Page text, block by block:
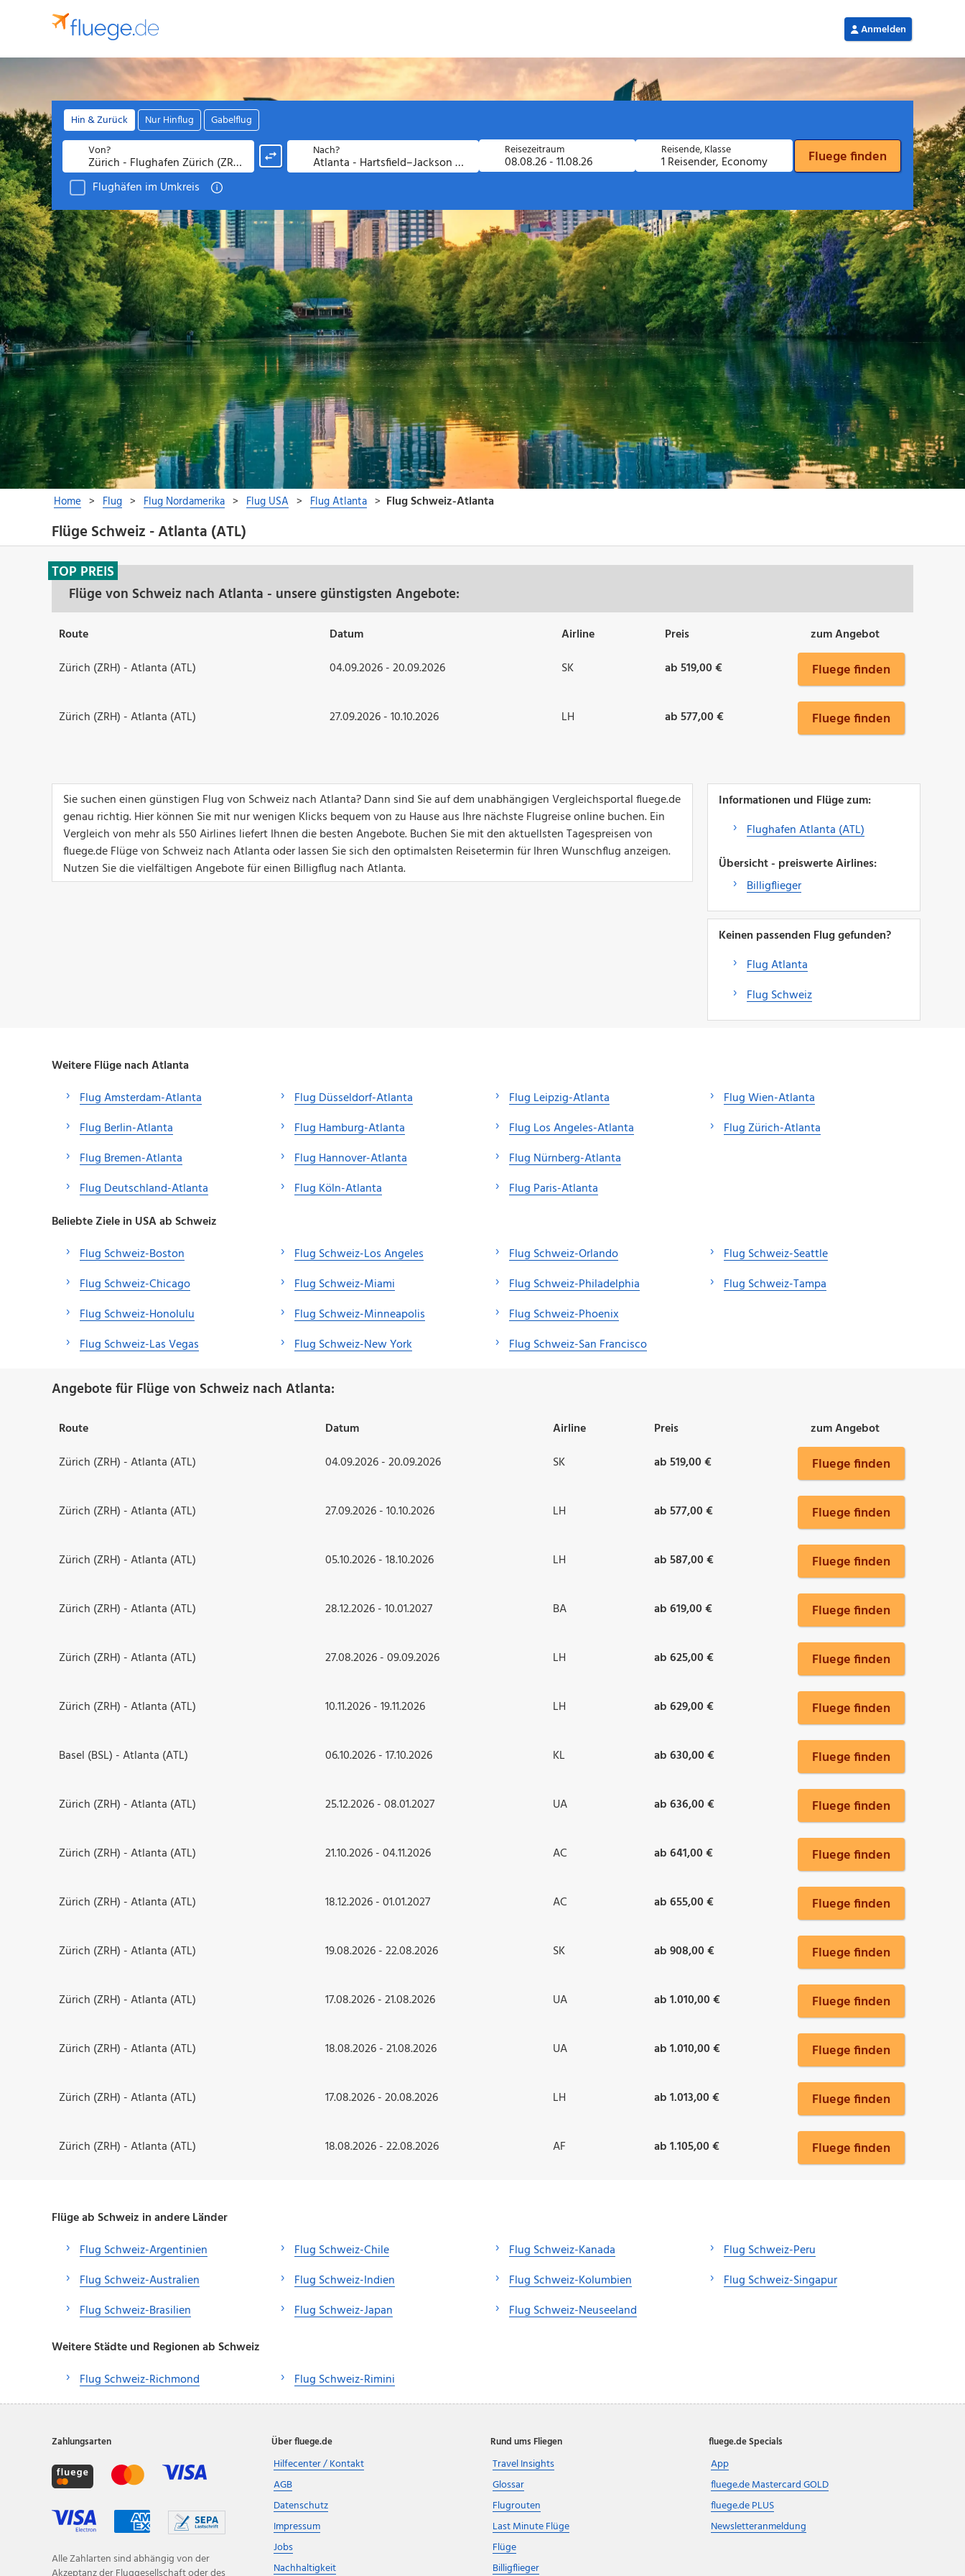
Flüge Schweiz - Atlanta (ATL)
Flüge von Schweiz nach Atlanta - unsere günstigsten Angebote:
TOP PREIS
Route Datum Airline Preis
zum Angebot
Zürich (ZRH) - Atlanta (ATL)
04.09.2026 - 20.09.2026 SK ab 519,00 € Fluege finden
Zürich (ZRH) - Atlanta (ATL) 27.09.2026 - 10.10.2026 LH ab 577,00 € Fluege finden
Sie suchen einen günstigen Flug von Schweiz nach Atlanta? Dann sind Sie auf dem unabhängigen Vergleichsportal fluege.de
genau richtig. Hier können Sie mit nur wenigen Klicks bequem von zu Hause aus Ihre nächste Flugreise online buchen. Ein
Vergleich von mehr als 550 Airlines liefert Ihnen die besten Angebote. Buchen Sie mit den aktuellsten Tagespreisen von
fluege.de Flüge von Schweiz nach Atlanta oder lassen Sie sich den optimalsten Reisetermin für Ihren Wunschflug anzeigen.
Nutzen Sie die vielfältigen Angebote für einen Billigflug nach Atlanta.
Informationen und Flüge zum:
Flughafen Atlanta (ATL)
Übersicht - preiswerte Airlines:
Billigflieger
Keinen passenden Flug gefunden?
Flug Atlanta
Flug Schweiz
Weitere Flüge nach Atlanta
Flug Amsterdam-Atlanta
Flug Berlin-Atlanta
Flug Bremen-Atlanta
Flug Deutschland-Atlanta
Flug Düsseldorf-Atlanta
Flug Hamburg-Atlanta
Flug Hannover-Atlanta
Flug Köln-Atlanta
Flug Leipzig-Atlanta
Flug Los Angeles-Atlanta
Flug Nürnberg-Atlanta
Flug Paris-Atlanta
Flug Wien-Atlanta
Flug Zürich-Atlanta
Beliebte Ziele in USA ab Schweiz
Flug Schweiz-Boston
Flug Schweiz-Chicago
Flug Schweiz-Honolulu
Flug Schweiz-Las Vegas
Flug Schweiz-Los Angeles
Flug Schweiz-Miami
Flug Schweiz-Minneapolis
Flug Schweiz-New York
Flug Schweiz-Orlando
Flug Schweiz-Philadelphia
Flug Schweiz-Phoenix
Flug Schweiz-San Francisco
Flug Schweiz-Seattle
Flug Schweiz-Tampa
Angebote für Flüge von Schweiz nach Atlanta:
Route Datum Airline Preis
zum Angebot
Zürich (ZRH) - Atlanta (ATL)
04.09.2026 - 20.09.2026 SK ab 519,00 € Fluege finden
Zürich (ZRH) - Atlanta (ATL) 27.09.2026 - 10.10.2026 LH ab 577,00 € Fluege finden
Zürich (ZRH) - Atlanta (ATL) 05.10.2026 - 18.10.2026 LH ab 587,00 € Fluege finden
Zürich (ZRH) - Atlanta (ATL) 28.12.2026 - 10.01.2027 BA ab 619,00 € Fluege finden
Zürich (ZRH) - Atlanta (ATL) 27.08.2026 - 09.09.2026 LH ab 625,00 € Fluege finden
Zürich (ZRH) - Atlanta (ATL) 10.11.2026 - 19.11.2026 LH ab 629,00 € Fluege finden
Basel (BSL) - Atlanta (ATL) 06.10.2026 - 17.10.2026 KL ab 630,00 € Fluege finden
Zürich (ZRH) - Atlanta (ATL) 25.12.2026 - 08.01.2027 UA ab 636,00 € Fluege finden
Zürich (ZRH) - Atlanta (ATL) 21.10.2026 - 04.11.2026 AC ab 641,00 € Fluege finden
Zürich (ZRH) - Atlanta (ATL) 18.12.2026 - 01.01.2027 AC ab 655,00 € Fluege finden
Zürich (ZRH) - Atlanta (ATL) 19.08.2026 - 22.08.2026 SK ab 908,00 € Fluege finden
Zürich (ZRH) - Atlanta (ATL) 17.08.2026 - 21.08.2026 UA ab 1.010,00 € Fluege finden
Zürich (ZRH) - Atlanta (ATL) 18.08.2026 - 21.08.2026 UA ab 1.010,00 € Fluege finden
Zürich (ZRH) - Atlanta (ATL) 17.08.2026 - 20.08.2026 LH ab 1.013,00 € Fluege finden
Zürich (ZRH) - Atlanta (ATL) 18.08.2026 - 22.08.2026 AF ab 1.105,00 € Fluege finden
Flüge ab Schweiz in andere Länder
Flug Schweiz-Argentinien
Flug Schweiz-Australien
Flug Schweiz-Brasilien
Flug Schweiz-Chile
Flug Schweiz-Indien
Flug Schweiz-Japan
Flug Schweiz-Kanada
Flug Schweiz-Kolumbien
Flug Schweiz-Neuseeland
Flug Schweiz-Peru
Flug Schweiz-Singapur
Weitere Städte und Regionen ab Schweiz
Flug Schweiz-Richmond
Flug Schweiz-Rimini